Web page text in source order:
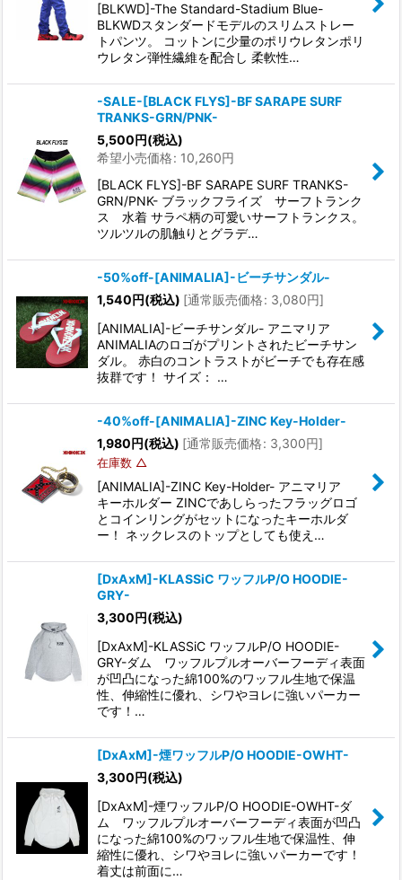
[BLKWD]-The Standard-Stadium Blue-
BLKWDスタンダードモデルのスリムストレー
トパンツ。 コットンに少量のポリウレタンポリ
ウレタン弾性繊維を配合し 柔軟性…
-SALE-[BLACK FLYS]-BF SARAPE SURF
TRANKS-GRN/PNK-
5,500円(税込)
希望小売価格: 10,260円
[BLACK FLYS]-BF SARAPE SURF TRANKS-
GRN/PNK- ブラックフライズ サーフトランク
ス 水着 サラペ柄の可愛いサーフトランクス。
ツルツルの肌触りとグラデ…
-50%off-[ANIMALIA]-ビーチサンダル-
1,540円(税込) [通常販売価格: 3,080円]
[ANIMALIA]-ビーチサンダル- アニマリア
ANIMALIAのロゴがプリントされたビーチサン
ダル。 赤白のコントラストがビーチでも存在感
抜群です！ サイズ： …
-40%off-[ANIMALIA]-ZINC Key-Holder-
1,980円(税込) [通常販売価格: 3,300円]
在庫数 △
[ANIMALIA]-ZINC Key-Holder- アニマリア
キーホルダー ZINCであしらったフラッグロゴ
とコインリングがセットになったキーホルダ
ー！ ネックレスのトップとしても使え…
[DxAxM]-KLASSiC ワッフルP/O HOODIE-
GRY-
3,300円(税込)
[DxAxM]-KLASSiC ワッフルP/O HOODIE-
GRY-ダム ワッフルプルオーバーフーディ表面
が凹凸になった綿100%のワッフル生地で保温
性、伸縮性に優れ、シワやヨレに強いパーカー
です！…
[DxAxM]-煙ワッフルP/O HOODIE-OWHT-
3,300円(税込)
[DxAxM]-煙ワッフルP/O HOODIE-OWHT-ダ
ム ワッフルプルオーバーフーディ表面が凹凸
になった綿100%のワッフル生地で保温性、伸
縮性に優れ、シワやヨレに強いパーカーです！
着丈は前面に…